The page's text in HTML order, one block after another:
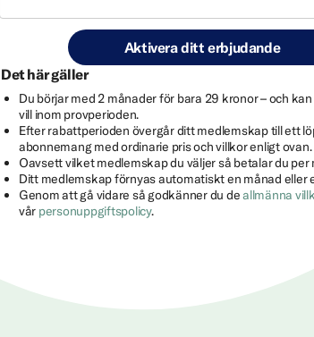
Aktivera ditt erbjudande
Det här gäller
Du börjar med 2 månader för bara 29 kronor – och
vill inom provperioden.
Efter rabattperioden övergår ditt medlemskap till ett
abonnemang med ordinarie pris och villkor enligt ovan.
Oavsett vilket medlemskap du väljer så betalar du per
Ditt medlemskap förnyas automatiskt en månad eller
Genom att gå vidare så godkänner du deallmänna
vår personuppgiftspolicy.